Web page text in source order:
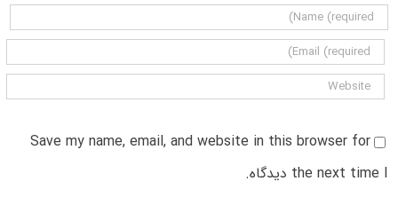
Save my name, email, and website in this browser for
the next time I دیدگاه.